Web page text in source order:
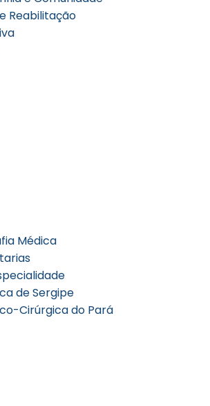
Reabilitação
Médica
de Sergipe
Cirúrgica do Pará